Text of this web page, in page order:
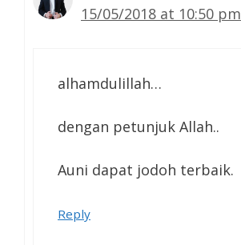
15/05/2018 at 10:50 pm
alhamdulillah…
dengan petunjuk Allah..
Auni dapat jodoh terbaik.
Reply